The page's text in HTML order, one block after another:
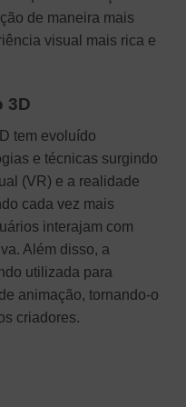
de maneira mais
visual mais rica e
3D
tem evoluído
e técnicas surgindo
(VR) e a realidade
cada vez mais
interajam com
Além disso, a
utilizada para
animação, tornando-o
criadores.